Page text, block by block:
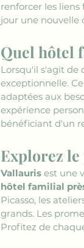
renforcer les
jour une nouvelle
Quel hôtel
Lorsqu'il s'agit de
exceptionnelle.
adaptées aux
expérience
bénéficiant d'un
Explorez
Vallauris est une
hôtel familial
Picasso, les
grands. Les
Profitez de